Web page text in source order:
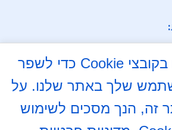
אנו משתמשים בקובצי Cookie כדי לשפר
שלך באתר שלנו. על
זה, הנך מסכים לשימוש